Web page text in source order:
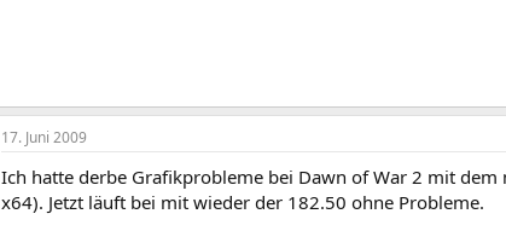
17. Juni 2009
Ich hatte derbe Grafikprobleme bei Dawn of War 2 mit dem
x64). Jetzt läuft bei mit wieder der 182.50 ohne Probleme.